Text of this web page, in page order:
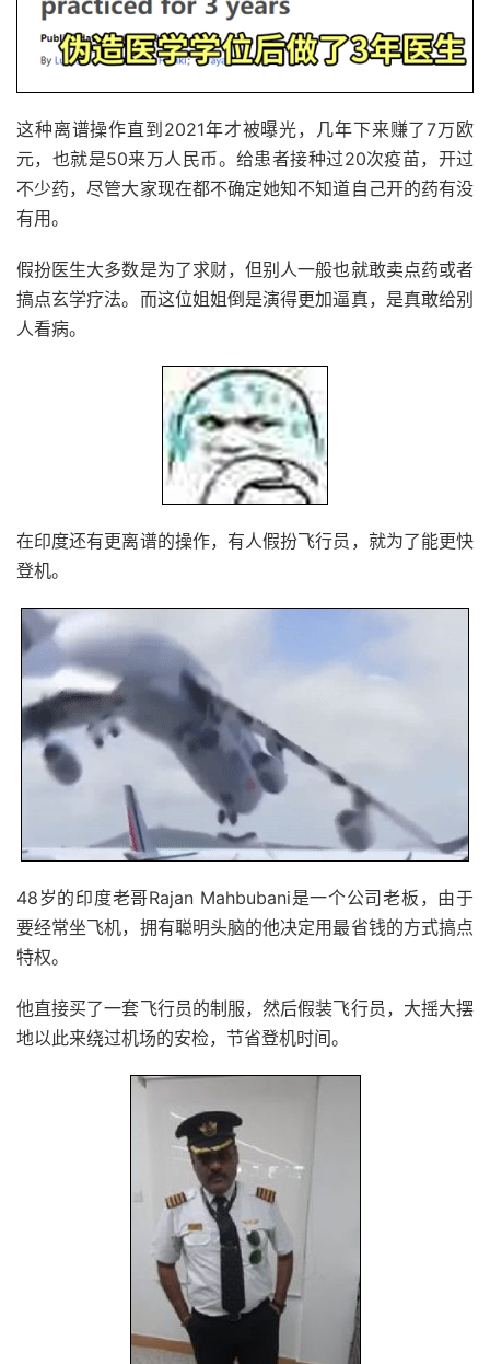
这种离谱操作直到2021年才被曝光，几年下来赚了7万欧
元，也就是50来万人民币。给患者接种过20次疫苗，开过
不少药，尽管大家现在都不确定她知不知道自己开的药有没
有用。
假扮医生大多数是为了求财，但别人一般也就敢卖点药或者
搞点玄学疗法。而这位姐姐倒是演得更加逼真，是真敢给别
人看病。
在印度还有更离谱的操作，有人假扮飞行员，就为了能更快
登机。
48岁的印度老哥Rajan Mahbubani是一个公司老板，由于
要经常坐飞机，拥有聪明头脑的他决定用最省钱的方式搞点
特权。
他直接买了一套飞行员的制服，然后假装飞行员，大摇大摆
地以此来绕过机场的安检，节省登机时间。